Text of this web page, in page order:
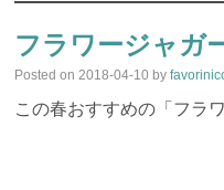
TO
CONTENT
フラワージャガ
Posted on2018-04-10 by
この春おすすめの「フラ